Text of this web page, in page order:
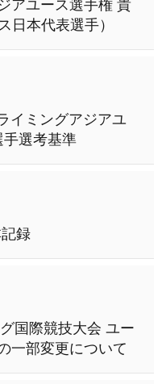
日本代表選手）
イミングアジアユ
選考基準
録
国際競技大会 ユー
一部変更について